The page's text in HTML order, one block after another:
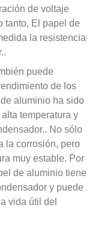
de voltaje
tanto, El papel de
la resistencia
puede
de los
aluminio ha sido
temperatura y
No sólo
la corrosión, pero
muy estable. Por
de aluminio tiene
y puede
vida útil del